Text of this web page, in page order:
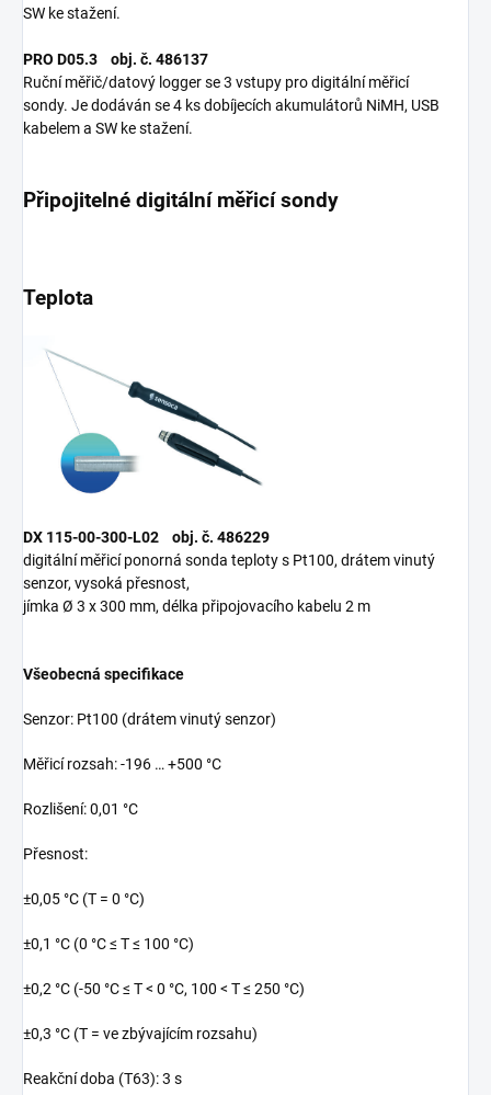
SW ke stažení.
PRO D05.3 obj. č. 486137
Ruční měřič/datový logger se 3 vstupy pro digitální měřicí
sondy. Je dodáván se 4 ks dobíjecích akumulátorů NiMH, USB
kabelem a SW ke stažení.
Připojitelné digitální měřicí sondy
Teplota
DX 115-00-300-L02 obj. č. 486229
digitální měřicí ponorná sonda teploty s Pt100, drátem vinutý
senzor, vysoká přesnost,
jímka Ø 3 x 300 mm, délka připojovacího kabelu 2 m
Všeobecná specifikace
Senzor: Pt100 (drátem vinutý senzor)
Měřicí rozsah: -196 … +500 °C
Rozlišení: 0,01 °C
Přesnost:
±0,05 °C (T = 0 °C)
±0,1 °C (0 °C ≤ T ≤ 100 °C)
±0,2 °C (-50 °C ≤ T < 0 °C, 100 < T ≤ 250 °C)
±0,3 °C (T = ve zbývajícím rozsahu)
Reakční doba (T63): 3 s